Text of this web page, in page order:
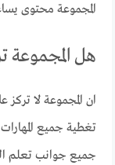
المجموعة محتوى
هل المجموعة
ان المجموعة لا
تغطية جميع
جميع جوانب تعلم